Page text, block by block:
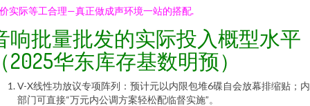
实际等工合理—真正做成声环境一站的搭配.
响批量批发的实际投入概型水平
2025华东库存基数明预）
V-X线性功放议专项阵列：预计元以内限包堆6碟自会放幕排缩贴；
部门可直接“万元内公调方案轻松配临督实施”。